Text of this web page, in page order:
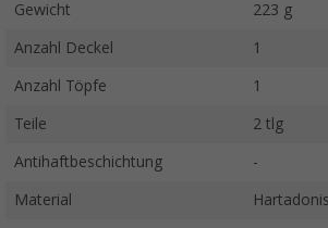
Gewicht 223 g
Anzahl Deckel 1
Anzahl Töpfe 1
Teile 2 tlg
Antihaftbeschichtung -
Material